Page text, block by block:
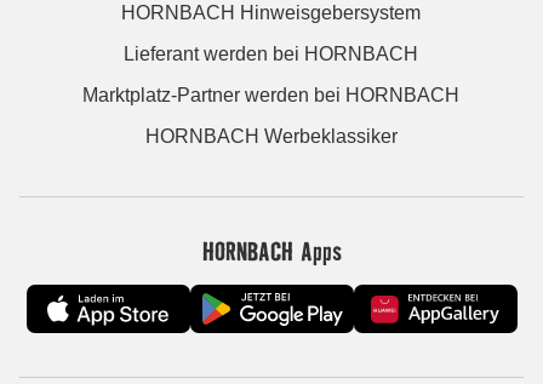
HORNBACH Hinweisgebersystem
Lieferant werden bei HORNBACH
Marktplatz-Partner werden bei HORNBACH
HORNBACH Werbeklassiker
HORNBACH Apps